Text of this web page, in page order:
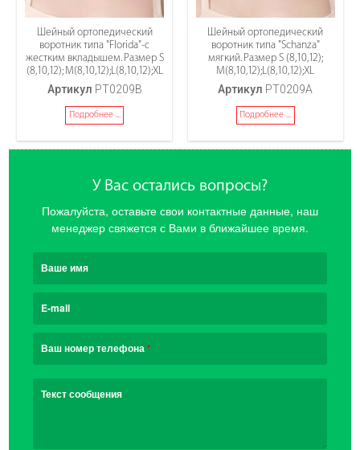
Шейный ортопедический
воротник типа "Florida"-с
жестким вкладышем. Размер S
(8,10,12); М(8,10,12);L(8,10,12);XL
Артикул PT0209B
Подробнее ...
Шейный ортопедический
воротник типа "Schanza"
мягкий. Размер S (8,10,12);
М(8,10,12);L(8,10,12);XL
Артикул PT0209А
Подробнее ...
У Вас остались вопросы?
Пожалуйста, оставьте свои контактные данные, наш
менеджер свяжется с Вами в ближайшее время.
Ваше имя
E-mail
Ваш номер телефона*
Текст сообщения